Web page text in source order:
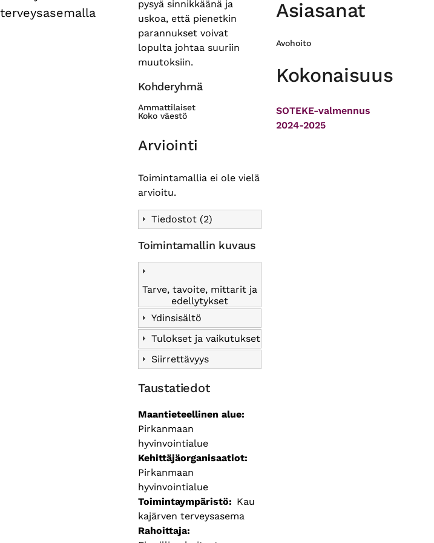
terveysasemalla
pysyä sinnikkäänä ja
uskoa, että pienetkin
parannukset voivat
lopulta johtaa suuriin
muutoksiin.
Kohderyhmä
Ammattilaiset
Koko väestö
Arviointi
Toimintamallia ei ole vielä
arvioitu.
Tiedostot (2)
Toimintamallin kuvaus
Tarve, tavoite, mittarit ja
edellytykset
Ydinsisältö
Tulokset ja vaikutukset
Siirrettävyys
Taustatiedot
Maantieteellinen alue
Pirkanmaan
hyvinvointialue
Kehittäjäorganisaatiot
Pirkanmaan
hyvinvointialue
Toimintaympäristö
Kau
kajärven terveysasema
Rahoittaja
Asiasanat
Avohoito
Kokonaisuus
SOTEKE-valmennus
2024-2025